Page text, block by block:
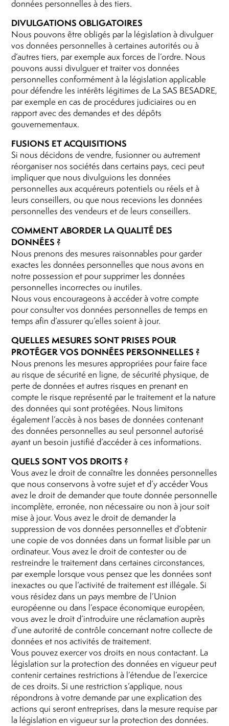
données personnelles à des tiers.
DIVULGATIONS OBLIGATOIRES
Nous pouvons être obligés par la législation à divulguer
vos données personnelles à certaines autorités ou à
d’autres tiers, par exemple aux forces de l’ordre. Nous
pouvons aussi divulguer et traiter vos données
personnelles conformément à la législation applicable
pour défendre les intérêts légitimes de La SAS BESADRE,
par exemple en cas de procédures judiciaires ou en
rapport avec des demandes et des dépôts
gouvernementaux.
FUSIONS ET ACQUISITIONS
Si nous décidons de vendre, fusionner ou autrement
réorganiser nos sociétés dans certains pays, ceci peut
impliquer que nous divulguions les données
personnelles aux acquéreurs potentiels ou réels et à
leurs conseillers, ou que nous recevions les données
personnelles des vendeurs et de leurs conseillers.
COMMENT ABORDER LA QUALITÉ DES
DONNÉES ?
Nous prenons des mesures raisonnables pour garder
exactes les données personnelles que nous avons en
notre possession et pour supprimer les données
personnelles incorrectes ou inutiles.
Nous vous encourageons à accéder à votre compte
pour consulter vos données personnelles de temps en
temps afin d’assurer qu’elles soient à jour.
QUELLES MESURES SONT PRISES POUR
PROTÉGER VOS DONNÉES PERSONNELLES ?
Nous prenons les mesures appropriées pour faire face
au risque de sécurité en ligne, de sécurité physique, de
perte de données et autres risques en prenant en
compte le risque représenté par le traitement et la nature
des données qui sont protégées. Nous limitons
également l’accès à nos bases de données contenant
des données personnelles au seul personnel autorisé
ayant un besoin justifié d’accéder à ces informations.
QUELS SONT VOS DROITS ?
Vous avez le droit de connaître les données personnelles
que nous conservons à votre sujet et d’y accéder Vous
avez le droit de demander que toute donnée personnelle
incomplète, erronée, non nécessaire ou non à jour soit
mise à jour. Vous avez le droit de demander la
suppression de vos données personnelles et d’obtenir
une copie de vos données dans un format lisible par un
ordinateur. Vous avez le droit de contester ou de
restreindre le traitement dans certaines circonstances,
par exemple lorsque vous pensez que les données sont
inexactes ou que l’activité de traitement est illégale. Si
vous résidez dans un pays membre de l’Union
européenne ou dans l’espace économique européen,
vous avez le droit d’introduire une réclamation auprès
d’une autorité de contrôle concernant notre collecte de
données et nos activités de traitement.
Vous pouvez exercer vos droits en nous contactant. La
législation sur la protection des données en vigueur peut
contenir certaines restrictions à l’étendue de l’exercice
de ces droits. Si une restriction s’applique, nous
répondrons à votre demande par une explication des
actions qui seront entreprises, dans la mesure requise par
la législation en vigueur sur la protection des données.